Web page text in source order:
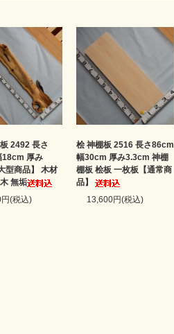
2492 長さ
厚み
型商品】 木材
無垢
(税込)
桧 神棚板 2516 長さ86cm
幅30cm 厚み3.3cm 神棚
棚板 桧板 一枚板【通常商
品】
13,600円(税込)